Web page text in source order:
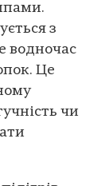
з
водночас
Це
чи